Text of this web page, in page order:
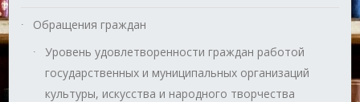
Обращения граждан
Уровень удовлетворенности граждан работой
государственных и муниципальных организаций
культуры, искусства и народного творчества